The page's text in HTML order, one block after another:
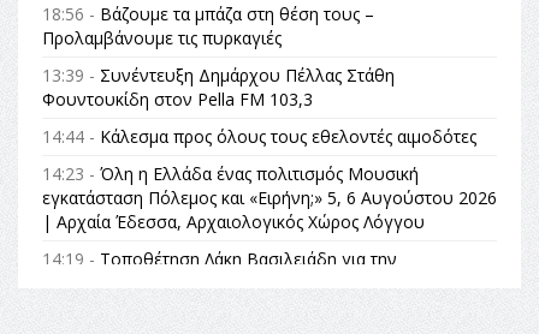
18:56 - Βάζουμε τα μπάζα στη θέση τους –
Προλαμβάνουμε τις πυρκαγιές
13:39 - Συνέντευξη Δημάρχου Πέλλας Στάθη
Φουντουκίδη στον Pella FM 103,3
14:44 - Κάλεσμα προς όλους τους εθελοντές αιμοδότες
14:23 - Όλη η Ελλάδα ένας πολιτισμός Μουσική
εγκατάσταση Πόλεμος και «Ειρήνη;» 5, 6 Αυγούστου 2026
| Αρχαία Έδεσσα, Αρχαιολογικός Χώρος Λόγγου
14:19 - Τοποθέτηση Λάκη Βασιλειάδη για την
θεσμικές διαδικασίες υπάρχει μόνο η ευθύνη απέναντι